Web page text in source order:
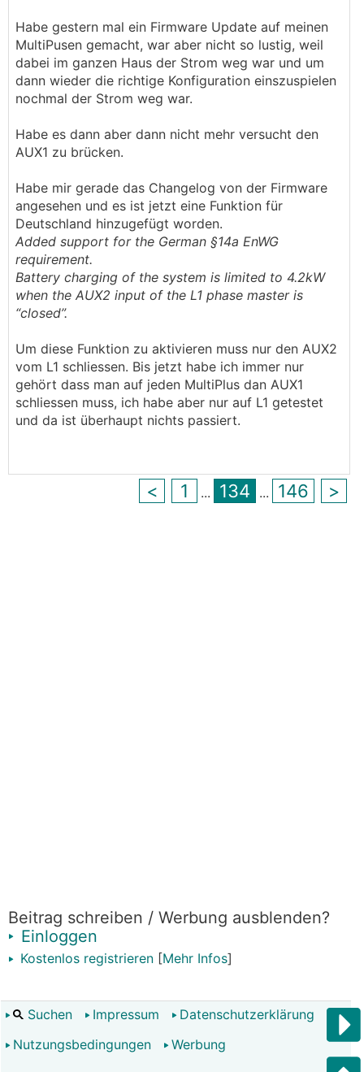
Habe gestern mal ein Firmware Update auf meinen
MultiPusen gemacht, war aber nicht so lustig, weil
dabei im ganzen Haus der Strom weg war und um
dann wieder die richtige Konfiguration einszuspielen
nochmal der Strom weg war.
Habe es dann aber dann nicht mehr versucht den
AUX1 zu brücken.
Habe mir gerade das Changelog von der Firmware
angesehen und es ist jetzt eine Funktion für
Deutschland hinzugefügt worden.
Added support for the German §14a EnWG
requirement.
Battery charging of the system is limited to 4.2kW
when the AUX2 input of the L1 phase master is
“closed”.
Um diese Funktion zu aktivieren muss nur den AUX2
vom L1 schliessen. Bis jetzt habe ich immer nur
gehört dass man auf jeden MultiPlus dan AUX1
schliessen muss, ich habe aber nur auf L1 getestet
und da ist überhaupt nichts passiert.
< 1 ... 134 ... 146 >
Beitrag schreiben / Werbung ausblenden?
Einloggen
Kostenlos registrieren [Mehr Infos]
Suchen Impressum
Datenschutzerklärung
Nutzungsbedingungen
Werbung